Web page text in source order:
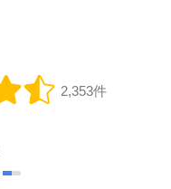
2,353件